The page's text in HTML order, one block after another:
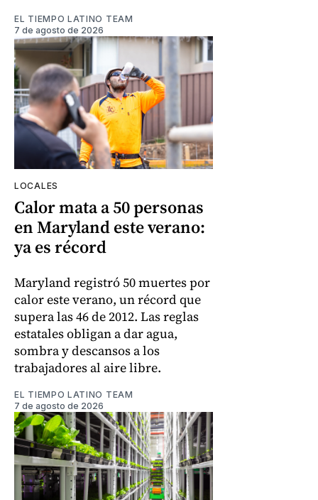
EL TIEMPO LATINO TEAM
7 de agosto de 2026
LOCALES
Calor mata a 50 personas
en Maryland este verano:
ya es récord
Maryland registró 50 muertes por
calor este verano, un récord que
supera las 46 de 2012. Las reglas
estatales obligan a dar agua,
sombra y descansos a los
trabajadores al aire libre.
EL TIEMPO LATINO TEAM
7 de agosto de 2026